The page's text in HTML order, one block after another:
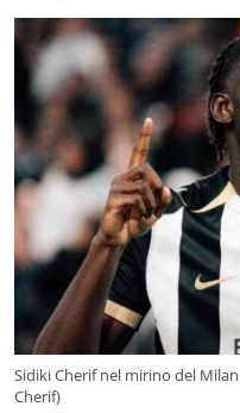
Sidiki Cherif nel mirino del
Cherif)